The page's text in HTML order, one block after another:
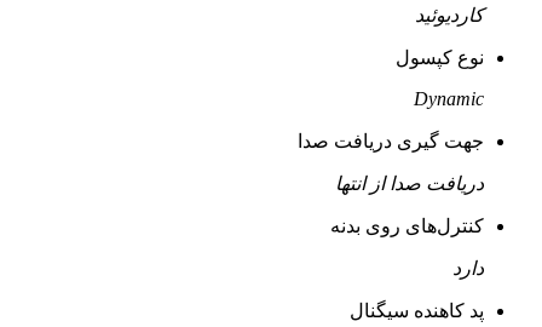
کاردیوئید
نوع کپسول
Dynamic
جهت گیری دریافت صدا
دریافت صدا از انتها
کنترل‌های روی بدنه
دارد
پد کاهنده سیگنال